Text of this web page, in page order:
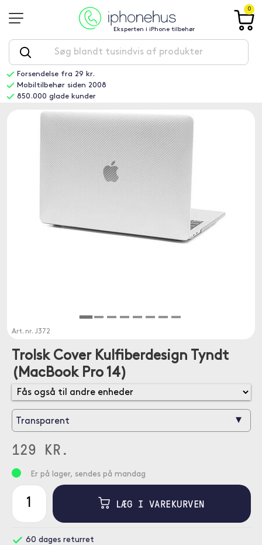
Eksperten i iPhone tilbehør
0
Forsendelse fra 29 kr.
Mobiltilbehør siden 2008
850.000 glade kunder
Art. nr. J372
Trolsk Cover Kulfiberdesign Tyndt
(MacBook Pro 14)
Transparent ▾
129 KR.
Er på lager, sendes på mandag
LÆG I VAREKURVEN
60 dages returret